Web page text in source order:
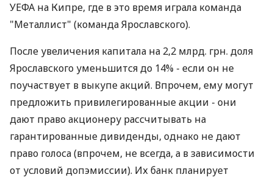
УЕФА на Кипре, где в это время играла команда
"Металлист" (команда Ярославского).
После увеличения капитала на 2,2 млрд. грн. доля
Ярославского уменьшится до 14% - если он не
поучаствует в выкупе акций. Впрочем, ему могут
предложить привилегированные акции - они
дают право акционеру рассчитывать на
гарантированные дивиденды, однако не дают
право голоса (впрочем, не всегда, а в зависимости
от условий допэмиссии). Их банк планирует